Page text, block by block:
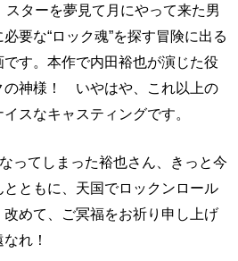
ターを夢見て月にやって来た男
要な“ロック魂”を探す冒険に出る
す。本作で内田裕也が演じた役
の神様！ いやはや、これ以上の
スなキャスティングです。
ってしまった裕也さん、きっと今
ともに、天国でロックンロール
めて、ご冥福をお祈り申し上げ
れ！